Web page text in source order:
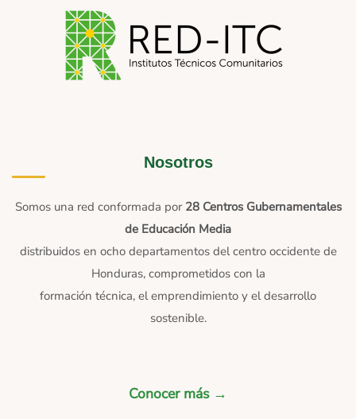
Nosotros
Somos una red conformada por 28 Centros Gubernamentales
de Educación Media
distribuidos en ocho departamentos del centro occidente de
Honduras, comprometidos con la
formación técnica, el emprendimiento y el desarrollo
sostenible.
Conocer más →